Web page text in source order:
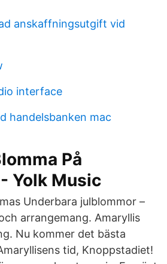
anskaffningsutgift vid
interface
handelsbanken mac
På
Yolk Music
Underbara julblommor –
arrangemang. Amaryllis
Nu kommer det bästa
tid, Knoppstadiet!